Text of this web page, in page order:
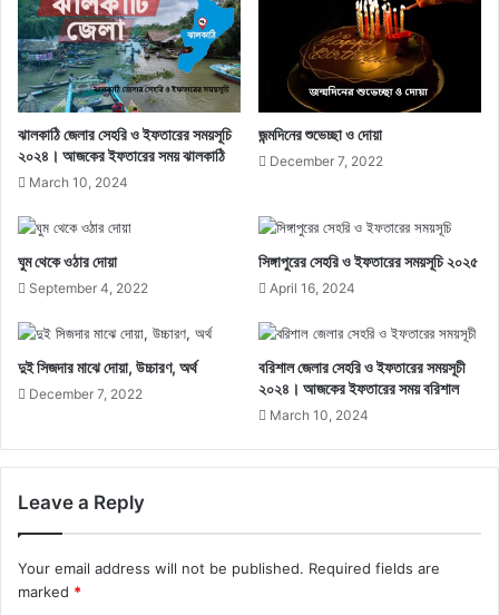
ঝালকাঠি জেলার সেহরি ও ইফতারের সময়সূচি
২০২৪। আজকের ইফতারের সময় ঝালকাঠি
March 10, 2024
জন্মদিনের শুভেচ্ছা ও দোয়া
December 7, 2022
ঘুম থেকে ওঠার দোয়া
September 4, 2022
সিঙ্গাপুরের সেহরি ও ইফতারের সময়সূচি ২০২৫
April 16, 2024
দুই সিজদার মাঝে দোয়া, উচ্চারণ, অর্থ
December 7, 2022
বরিশাল জেলার সেহরি ও ইফতারের সময়সূচী
২০২৪। আজকের ইফতারের সময় বরিশাল
March 10, 2024
Leave a Reply
Your email address will not be published. Required fields are
marked *